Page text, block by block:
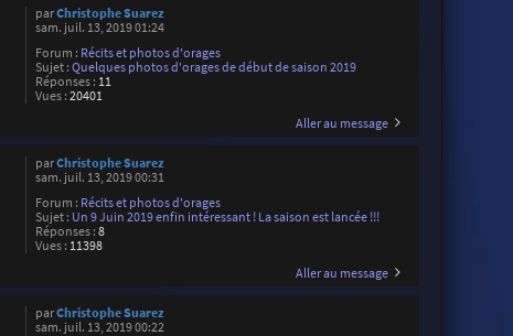
parChristophe Suarez
sam. juil. 13, 2019 01:24
Forum : Récits et photos d'orages
Sujet : Quelques photos d'orages de début de saison 2019
Réponses : 11
Vues : 20401
Aller au message
parChristophe Suarez
sam. juil. 13, 2019 00:31
Forum : Récits et photos d'orages
Sujet : Un 9 Juin 2019 enfin intéressant ! La saison est lancée !!!
Réponses : 8
Vues : 11398
Aller au message
parChristophe Suarez
sam. juil. 13, 2019 00:22